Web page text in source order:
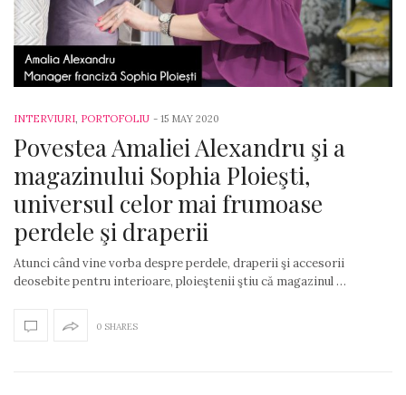
INTERVIURI PORTOFOLIU - 15 MAY 2020
Povestea Amaliei Alexandru şi a
magazinului Sophia Ploieşti,
universul celor mai frumoase
perdele şi draperii
Atunci când vine vorba despre perdele, draperii şi accesorii
deosebite pentru interioare, ploieştenii ştiu că magazinul …
0 SHARES